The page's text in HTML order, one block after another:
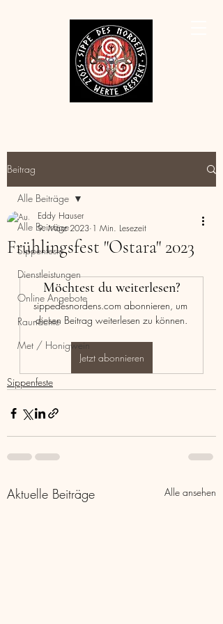
Beitrag
Alle Beiträge
Sippenfeste
Dienstleistungen
Online Angebote
Raunächte
Met / Honigwein
Alle Beiträge
Frühlingsfest "Ostara" 2023
Eddy Hauser
9. März 2023 1 Min. Lesezeit
Möchtest du weiterlesen?
sippedesnordens.com abonnieren, um
diesen Beitrag weiterlesen zu können.
Jetzt abonnieren
Sippenfeste
Aktuelle Beiträge Alle ansehen